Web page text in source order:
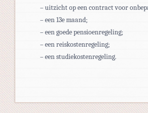
– uitzicht op een contract voor
– een 13e maand;
– een goede pensioenregeling;
– een reiskostenregeling;
– een studiekostenregeling.